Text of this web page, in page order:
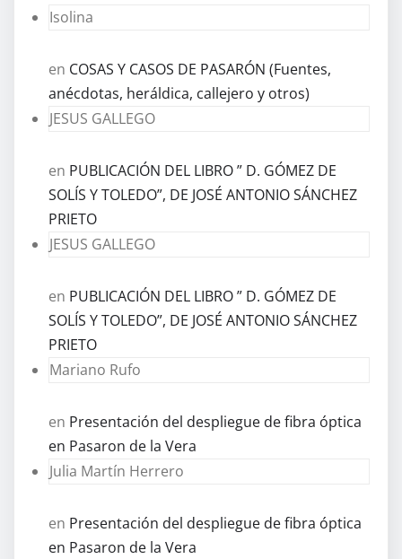
Isolina
en COSAS Y CASOS DE PASARÓN (Fuentes,
anécdotas, heráldica, callejero y otros)
JESUS GALLEGO
en PUBLICACIÓN DEL LIBRO ” D. GÓMEZ DE
SOLÍS Y TOLEDO”, DE JOSÉ ANTONIO SÁNCHEZ
PRIETO
JESUS GALLEGO
en PUBLICACIÓN DEL LIBRO ” D. GÓMEZ DE
SOLÍS Y TOLEDO”, DE JOSÉ ANTONIO SÁNCHEZ
PRIETO
Mariano Rufo
en Presentación del despliegue de fibra óptica
en Pasaron de la Vera
Julia Martín Herrero
en Presentación del despliegue de fibra óptica
en Pasaron de la Vera